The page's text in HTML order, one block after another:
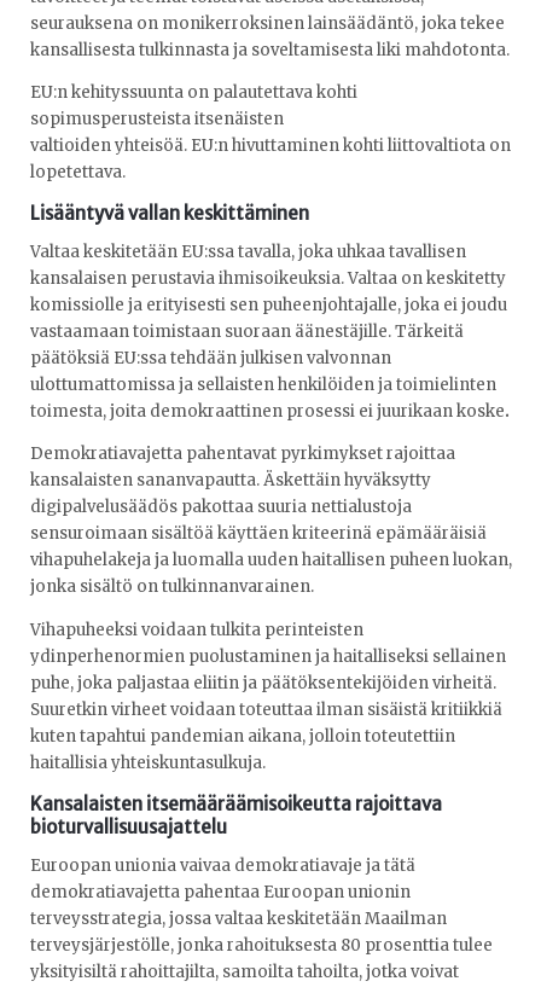
seurauksena on monikerroksinen lainsäädäntö, joka tekee
kansallisesta tulkinnasta ja soveltamisesta liki mahdotonta.
EU:n kehityssuunta on palautettava kohti
sopimusperusteista itsenäisten
valtioiden yhteisöä. EU:n hivuttaminen kohti liittovaltiota on
lopetettava.
Lisääntyvä vallan keskittäminen
Valtaa keskitetään EU:ssa tavalla, joka uhkaa tavallisen
kansalaisen perustavia ihmisoikeuksia. Valtaa on keskitetty
komissiolle ja erityisesti sen puheenjohtajalle, joka ei joudu
vastaamaan toimistaan suoraan äänestäjille. Tärkeitä
päätöksiä EU:ssa tehdään julkisen valvonnan
ulottumattomissa ja sellaisten henkilöiden ja toimielinten
toimesta, joita demokraattinen prosessi ei juurikaan koske.
Demokratiavajetta pahentavat pyrkimykset rajoittaa
kansalaisten sananvapautta. Äskettäin hyväksytty
digipalvelusäädös pakottaa suuria nettialustoja
sensuroimaan sisältöä käyttäen kriteerinä epämääräisiä
vihapuhelakeja ja luomalla uuden haitallisen puheen luokan,
jonka sisältö on tulkinnanvarainen.
Vihapuheeksi voidaan tulkita perinteisten
ydinperhenormien puolustaminen ja haitalliseksi sellainen
puhe, joka paljastaa eliitin ja päätöksentekijöiden virheitä.
Suuretkin virheet voidaan toteuttaa ilman sisäistä kritiikkiä
kuten tapahtui pandemian aikana, jolloin toteutettiin
haitallisia yhteiskuntasulkuja.
Kansalaisten itsemääräämisoikeutta rajoittava
bioturvallisuusajattelu
Euroopan unionia vaivaa demokratiavaje ja tätä
demokratiavajetta pahentaa Euroopan unionin
terveysstrategia, jossa valtaa keskitetään Maailman
terveysjärjestölle, jonka rahoituksesta 80 prosenttia tulee
yksityisiltä rahoittajilta, samoilta tahoilta, jotka voivat